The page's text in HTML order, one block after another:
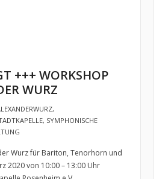
+++ WORKSHOP
WURZ
,
, SYMPHONISCHE
Wurz für Bariton, Tenorhorn und
2020 von 10:00 – 13:00 Uhr